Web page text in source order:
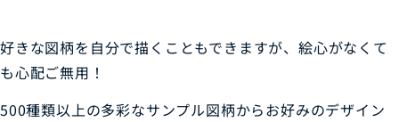
好きな図柄を自分で描くこともできますが、絵心がなくて
も心配ご無用！
500種類以上の多彩なサンプル図柄からお好みのデザイン